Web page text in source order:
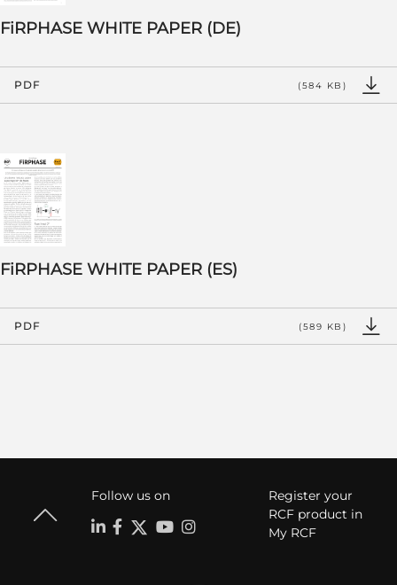
FiRPHASE WHITE PAPER (DE)
PDF (584 KB)
FiRPHASE WHITE PAPER (ES)
PDF (589 KB)
Follow us on
Register your
RCF product in
My RCF